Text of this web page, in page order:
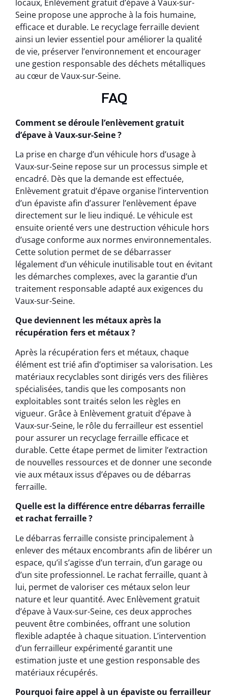
locaux, Enlèvement gratuit d’épave à Vaux-sur-
Seine propose une approche à la fois humaine,
efficace et durable. Le recyclage ferraille devient
ainsi un levier essentiel pour améliorer la qualité
de vie, préserver l’environnement et encourager
une gestion responsable des déchets métalliques
au cœur de Vaux-sur-Seine.
FAQ
Comment se déroule l’enlèvement gratuit
d’épave à Vaux-sur-Seine ?
La prise en charge d’un véhicule hors d’usage à
Vaux-sur-Seine repose sur un processus simple et
encadré. Dès que la demande est effectuée,
Enlèvement gratuit d’épave organise l’intervention
d’un épaviste afin d’assurer l’enlèvement épave
directement sur le lieu indiqué. Le véhicule est
ensuite orienté vers une destruction véhicule hors
d’usage conforme aux normes environnementales.
Cette solution permet de se débarrasser
légalement d’un véhicule inutilisable tout en évitant
les démarches complexes, avec la garantie d’un
traitement responsable adapté aux exigences du
Vaux-sur-Seine.
Que deviennent les métaux après la
récupération fers et métaux ?
Après la récupération fers et métaux, chaque
élément est trié afin d’optimiser sa valorisation. Les
matériaux recyclables sont dirigés vers des filières
spécialisées, tandis que les composants non
exploitables sont traités selon les règles en
vigueur. Grâce à Enlèvement gratuit d’épave à
Vaux-sur-Seine, le rôle du ferrailleur est essentiel
pour assurer un recyclage ferraille efficace et
durable. Cette étape permet de limiter l’extraction
de nouvelles ressources et de donner une seconde
vie aux métaux issus d’épaves ou de débarras
ferraille.
Quelle est la différence entre débarras ferraille
et rachat ferraille ?
Le débarras ferraille consiste principalement à
enlever des métaux encombrants afin de libérer un
espace, qu’il s’agisse d’un terrain, d’un garage ou
d’un site professionnel. Le rachat ferraille, quant à
lui, permet de valoriser ces métaux selon leur
nature et leur quantité. Avec Enlèvement gratuit
d’épave à Vaux-sur-Seine, ces deux approches
peuvent être combinées, offrant une solution
flexible adaptée à chaque situation. L’intervention
d’un ferrailleur expérimenté garantit une
estimation juste et une gestion responsable des
matériaux récupérés.
Pourquoi faire appel à un épaviste ou ferrailleur